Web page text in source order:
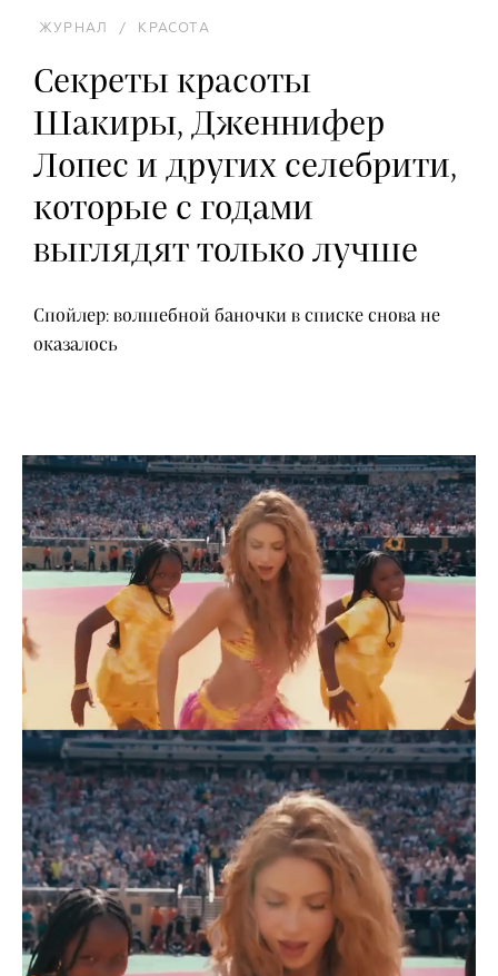
ЖУРНАЛ / КРАСОТА
Секреты красоты
Шакиры, Дженнифер
Лопес и других селебрити,
которые с годами
выглядят только лучше
Спойлер: волшебной баночки в списке снова не
оказалось